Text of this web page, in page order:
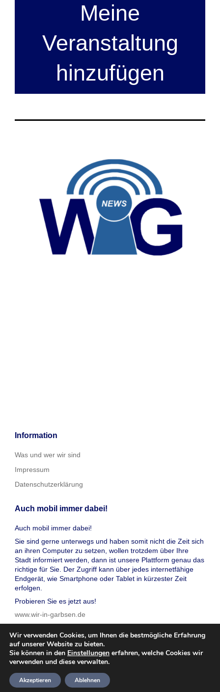
Meine
Veranstaltung
hinzufügen
Information
Was und wer wir sind
Impressum
Datenschutzerklärung
Auch mobil immer dabei!
Auch mobil immer dabei!
Sie sind gerne unterwegs und haben somit nicht die Zeit sich
an ihren Computer zu setzen, wollen trotzdem über Ihre
Stadt informiert werden, dann ist unsere Plattform genau das
richtige für Sie. Der Zugriff kann über jedes internetfähige
Endgerät, wie Smartphone oder Tablet in kürzester Zeit
erfolgen.
Probieren Sie es jetzt aus!
www.wir-in-garbsen.de
© 2026 wir in garbsen, Inc. Alle Rechte vorbehalten
Wir verwenden Cookies, um Ihnen die bestmögliche Erfahrung
auf unserer Website zu bieten.
Sie können in den Einstellungen erfahren, welche Cookies wir
verwenden und diese verwalten.
Akzeptieren Ablehnen